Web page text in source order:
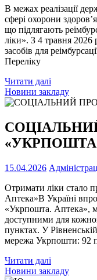
В межах реалізації
сфері охорони
що підлягають
ліки». З 4 травня 2026
засобів для
Переліку
Читати далі
Новини закладу
15.04.2026
Отримати ліки стало
Аптека»В Україні
«Укрпошта. Аптека»,
доступними для
пунктах. У
мережа Укрпошти: 92
Читати далі
Новини закладу